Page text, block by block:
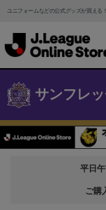
ユニフォームなどの公式グッズが買える！
サンフレ
平日
ご購